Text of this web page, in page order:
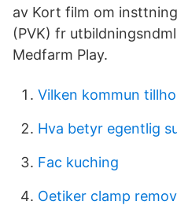
av Kort film om
(PVK) fr
Medfarm Play.
Vilken kommun
Hva betyr egentlig
Fac kuching
Oetiker clamp